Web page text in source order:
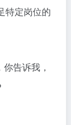
特定岗位的
告诉我，